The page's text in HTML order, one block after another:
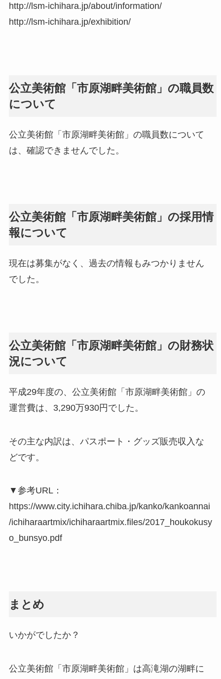
http://lsm-ichihara.jp/about/information/
http://lsm-ichihara.jp/exhibition/
公立美術館「市原湖畔美術館」の職員数
について
公立美術館「市原湖畔美術館」の職員数について
は、確認できませんでした。
公立美術館「市原湖畔美術館」の採用情
報について
現在は募集がなく、過去の情報もみつかりません
でした。
公立美術館「市原湖畔美術館」の財務状
況について
平成29年度の、公立美術館「市原湖畔美術館」の
運営費は、3,290万930円でした。
その主な内訳は、パスポート・グッズ販売収入な
どです。
▼参考URL：
https://www.city.ichihara.chiba.jp/kanko/kankoannai
/ichiharaartmix/ichiharaartmix.files/2017_houkokusy
o_bunsyo.pdf
まとめ
いかがでしたか？
公立美術館「市原湖畔美術館」は高滝湖の湖畔に